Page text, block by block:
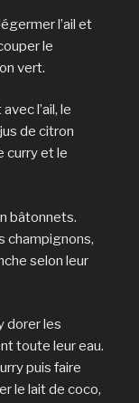
l’ail et
le
vert.
l’ail, le
de citron
curry et le
bâtonnets.
champignons,
selon leur
dorer les
toute leur eau.
puis faire
le lait de coco,